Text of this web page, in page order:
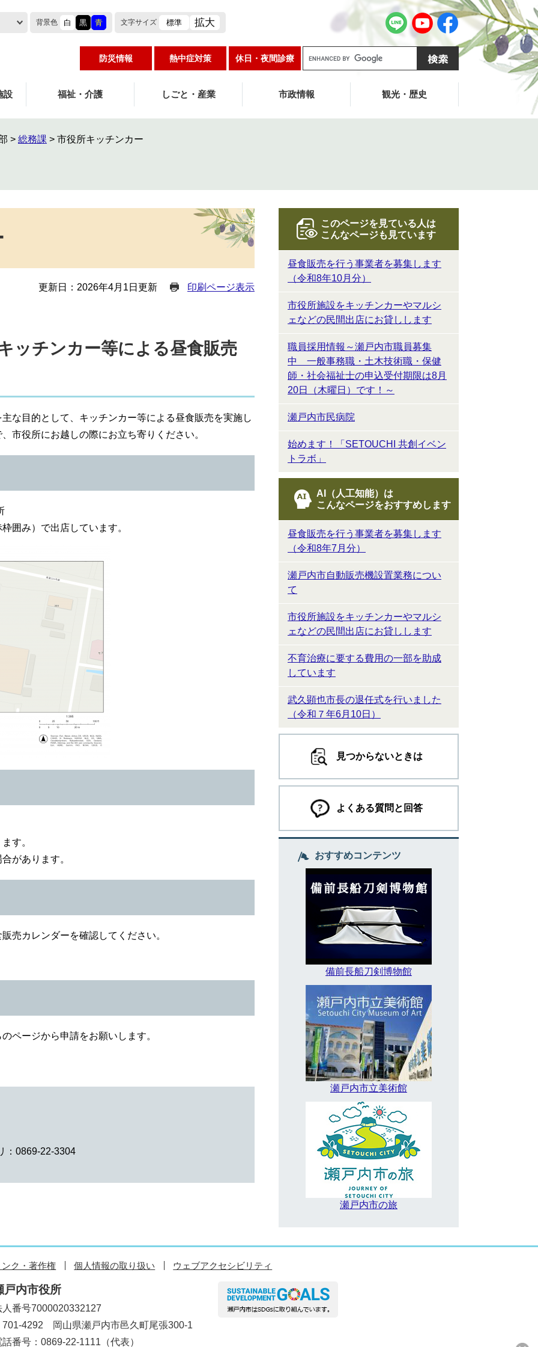
背景色 白 黒 青 文字サイズ 標準 拡大
防災情報 熱中症対策 休日・夜間診療
g
e
設 福祉・介護 しごと・産業 市政情報 観光・歴史
> 総務課 > 市役所キッチンカー
更新日：2026年4月1日更新 印刷ページ表示
ッチンカー等による昼食販売
な目的として、キッチンカー等による昼食販売を実施し
市役所にお越しの際にお立ち寄りください。
囲み）で出店しています。
す。
があります。
売カレンダーを確認してください。
ページから申請をお願いします。
：0869-22-3304
このページを見ている人は
こんなページも見ています
昼食販売を行う事業者を募集します
（令和8年10月分）
市役所施設をキッチンカーやマルシ
ェなどの民間出店にお貸しします
職員採用情報～瀬戸内市職員募集
中 一般事務職・土木技術職・保健
師・社会福祉士の申込受付期限は8月
20日（木曜日）です！～
瀬戸内市民病院
始めます！「SETOUCHI 共創イベン
トラボ」
AI（人工知能）は
こんなページをおすすめします
昼食販売を行う事業者を募集します
（令和8年7月分）
瀬戸内市自動販売機設置業務につい
て
市役所施設をキッチンカーやマルシ
ェなどの民間出店にお貸しします
不育治療に要する費用の一部を助成
しています
武久顕也市長の退任式を行いました
（令和７年6月10日）
見つからないときは
よくある質問と回答
おすすめコンテンツ
備前長船刀剣博物館
瀬戸内市立美術館
瀬戸内市の旅
ンク・著作権 個人情報の取り扱い ウェブアクセシビリティ
戸内市役所
人番号7000020332127
701-4292 岡山県瀬戸内市邑久町尾張300-1
話番号：0869-22-1111（代表）